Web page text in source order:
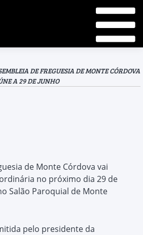
DE FREGUESIA DE MONTE CÓRDOVA
A 29 DE JUNHO
de Monte Córdova vai
no próximo dia 29 de
Salão Paroquial de Monte
pelo presidente da